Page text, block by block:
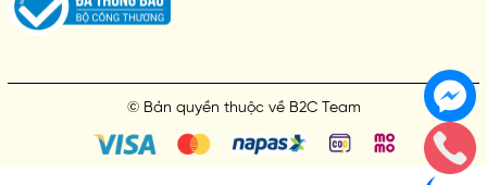
© Bản quyền thuộc về B2C Team